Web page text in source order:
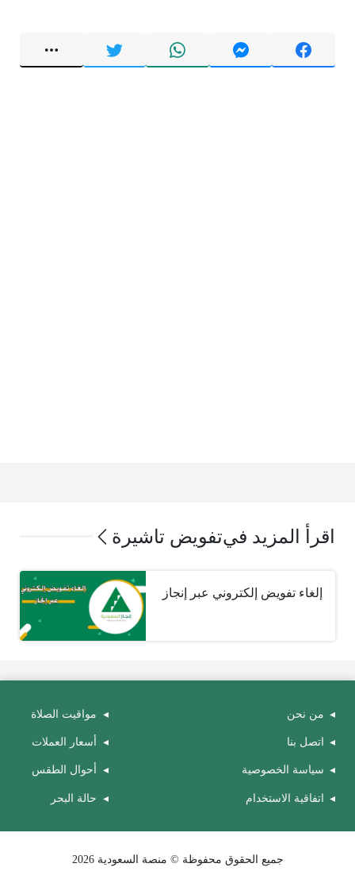
اقرأ المزيد فيتفويض تاشيرة
إلغاء تفويض إلكتروني عبر إنجاز
من نحن
اتصل بنا
سياسة الخصوصية
اتفاقية الاستخدام
مواقيت الصلاة
أسعار العملات
أحوال الطقس
حالة البحر
جميع الحقوق محفوظة © منصة السعودية 2026